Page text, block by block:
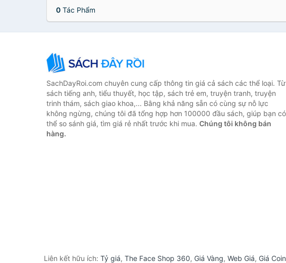
0 Tác Phẩm
SachDayRoi.com chuyên cung cấp thông tin giá cả sách các thể loại. Từ
sách tiếng anh, tiểu thuyết, học tập, sách trẻ em, truyện tranh, truyện
trinh thám, sách giao khoa,... Bằng khả năng sẵn có cùng sự nỗ lực
không ngừng, chúng tôi đã tổng hợp hơn 100000 đầu sách, giúp bạn có
thể so sánh giá, tìm giá rẻ nhất trước khi mua. Chúng tôi không bán
hàng.
Liên kết hữu ích: Tỷ giá, The Face Shop 360, Giá Vàng, Web Giá, Giá Coin